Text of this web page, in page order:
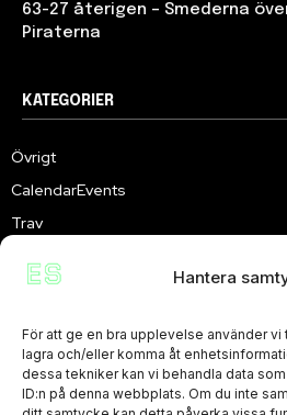
Hantera
För att ge en bra upplevelse använder
lagra och/eller komma åt
dessa tekniker kan vi behandla data
ID:n på denna webbplats. Om du inte
63-27 återigen – Smederna
Piraterna
KATEGORIER
Övrigt
CalendarEvents
Trav
Samhällsprojekt
Slalom